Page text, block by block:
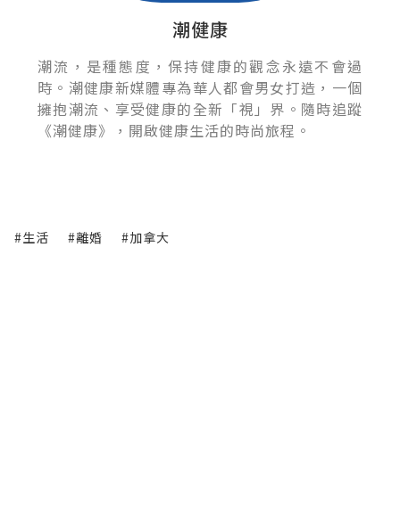
潮健康
潮流，是種態度，保持健康的觀念永遠不會過
時。潮健康新媒體專為華人都會男女打造，一個
擁抱潮流、享受健康的全新「視」界。隨時追蹤
《潮健康》，開啟健康生活的時尚旅程。
#生活 #離婚 #加拿大